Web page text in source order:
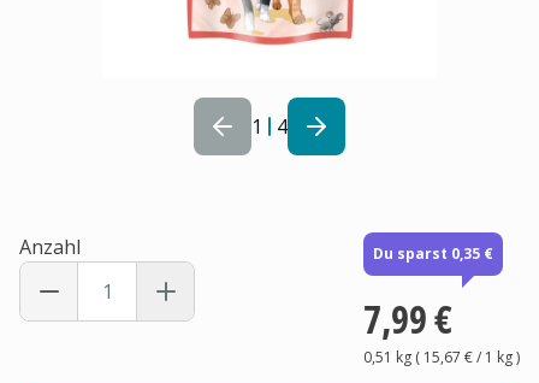
1 4
Anzahl Du sparst 0,35 €
7,99 €
0,51 kg( 15,67 €/ 1 kg)